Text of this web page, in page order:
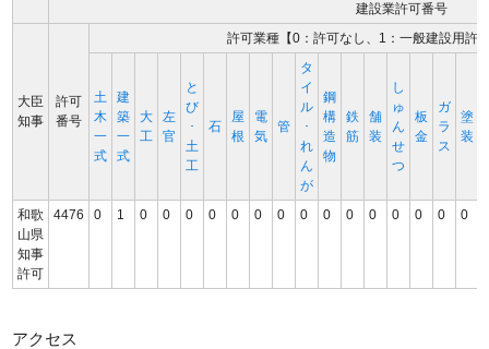
建設業許可番号
大臣
知事
許可
番号
許可業種【0：許可なし、1：一般建設用許
土
木
一
式
建
築
一
式
大
工
左
官
と
び
･
土
工
石
屋
根
電
気
管
タ
イ
ル
･
れ
ん
が
鋼
構
造
物
鉄
筋
舗
装
し
ゅ
ん
せ
つ
板
金
ガ
ラ
ス
塗
装
和歌
山県
知事
許可
4476 0 1 0 0 0 0 0 0 0 0 0 0 0 0 0 0 0
アクセス